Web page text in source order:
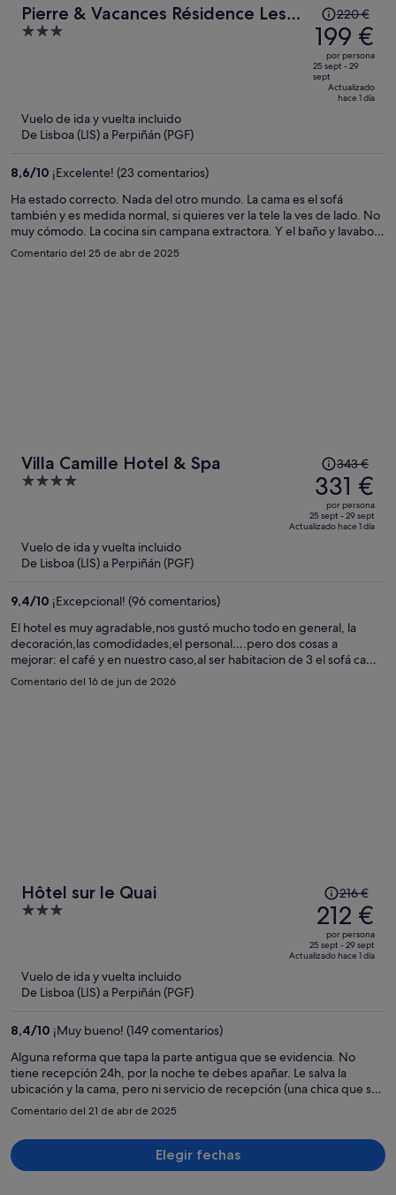
Pierre & Vacances Résidence Les
Balcons de Collioure
3
El
precio
era
de
220 €,
ahora
persona
220 €
199 €
por persona
25 sept - 29
sept
Actualizado
hace 1 día
Vuelo de ida y vuelta incluido
De Lisboa (LIS) a Perpiñán (PGF)
8,6/10 ¡Excelente! (23 comentarios)
Ha estado correcto. Nada del otro mundo. La cama es el sofá
también y es medida normal, si quieres ver la tele la ves de lado. No
muy cómodo. La cocina sin campana extractora. Y el baño y lavabo
sin ventilación tampoco.
Comentario del 25 de abr de 2025
Villa Camille Hotel & Spa
4
5
El
precio
era
de
343 €,
por
persona
343 €
331 €
por persona
25 sept - 29 sept
Actualizado hace 1 día
Vuelo de ida y vuelta incluido
De Lisboa (LIS) a Perpiñán (PGF)
9,4/10 ¡Excepcional! (96 comentarios)
El hotel es muy agradable,nos gustó mucho todo en general, la
decoración,las comodidades,el personal….pero dos cosas a
mejorar: el café y en nuestro caso,al ser habitacion de 3 el sofá cama
estaba sin hacer,al comentarlo me dijeron que era para no perder
espacio, pero no nos gustó mucho tener que hacer la cama al llegar
Comentario del 16 de jun de 2026
Hôtel sur le Quai
3
El
precio
era
de
216 €,
por
persona
216 €
212 €
por persona
25 sept - 29 sept
Actualizado hace 1 día
Vuelo de ida y vuelta incluido
De Lisboa (LIS) a Perpiñán (PGF)
8,4/10 ¡Muy bueno! (149 comentarios)
Alguna reforma que tapa la parte antigua que se evidencia. No
tiene recepción 24h, por la noche te debes apañar. Le salva la
ubicación y la cama, pero ni servicio de recepción (una chica que se
notaba no tenía experiencia), reforma muy superficial en una parte
paso.
Comentario del 21 de abr de 2025
Elegir fechas